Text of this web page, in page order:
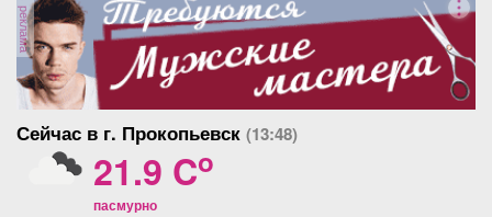
реклама
Сейчас в г. Прокопьевск (13:48)
21.9 Co
пасмурно